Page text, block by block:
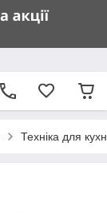
Техніка для